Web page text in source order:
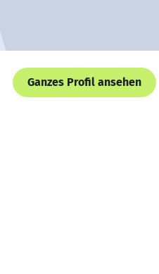
Ganzes Profil ansehen